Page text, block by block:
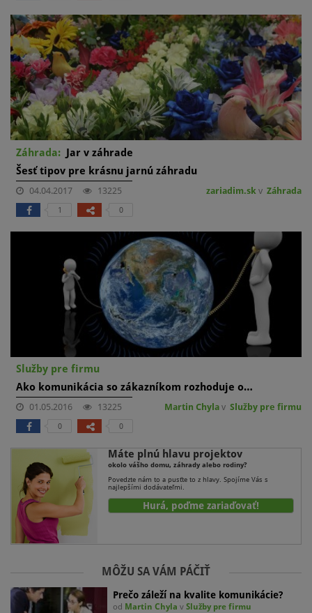
Záhrada: Jar v záhrade
Šesť tipov pre krásnu jarnú záhradu
04.04.2017 13225 zariadim.sk v Záhrada
1 0
Služby pre firmu
Ako komunikácia so zákazníkom rozhoduje o…
01.05.2016 13225 Martin Chyla v Služby pre firmu
0 0
Máte plnú hlavu projektov
okolo vášho domu, záhrady alebo rodiny?
Povedzte nám to a pusťte to z hlavy. Spojíme Vás s
najlepšími dodávateľmi.
Hurá, poďme zariaďovať!
MÔŽU SA VÁM PÁČIŤ
Prečo záleží na kvalite komunikácie?
od Martin Chyla vSlužby pre firmu